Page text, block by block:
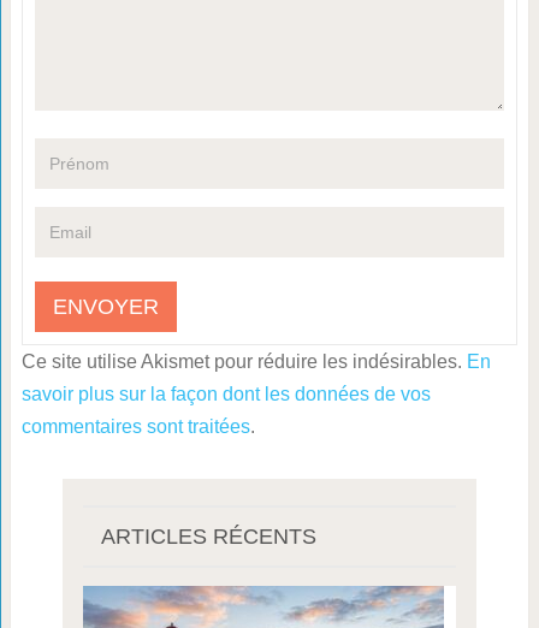
Ce site utilise Akismet pour réduire les indésirables. En
savoir plus sur la façon dont les données de vos
commentaires sont traitées.
ARTICLES RÉCENTS